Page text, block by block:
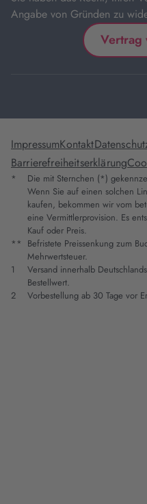
Angabe von Gründen zu
Vertrag
ImpressumKontakt
Barrierefreiheitserklärung
*
Die mit Sternchen (*)
Wenn Sie auf einen solchen
kaufen, bekommen wir vom
eine Vermittlerprovision. Es
Kauf oder Preis.
** Befristete Preissenkung zum
Mehrwertsteuer.
1
Versand innerhalb
Bestellwert.
2
Vorbestellung ab 30 Tage vor